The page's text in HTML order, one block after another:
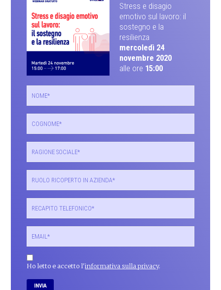
Stress e disagio
emotivo sul lavoro: il
sostegno e la
resilienza
mercoledì 24
novembre 2020
alle ore 15:00
Ho letto e accetto l'informativa sulla privacy.